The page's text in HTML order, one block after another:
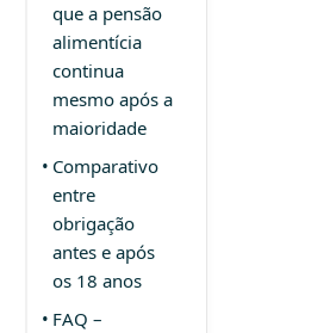
que a pensão
alimentícia
continua
mesmo após a
maioridade
Comparativo
entre
obrigação
antes e após
os 18 anos
FAQ –